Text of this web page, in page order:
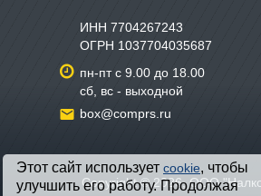
ИНН 7704267243
ОГРН 1037704035687
пн-пт с 9.00 до 18.00
сб, вс - выходной
box@comprs.ru
Copyright © 2026, ООО
Этот сайт использует cookie, чтобы
улучшить его работу. Продолжая